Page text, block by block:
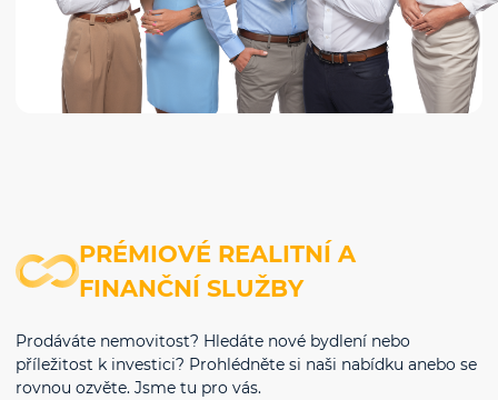
PRÉMIOVÉ REALITNÍ A
FINANČNÍ SLUŽBY
Prodáváte nemovitost? Hledáte nové bydlení nebo
příležitost k investici? Prohlédněte si naši nabídku anebo se
rovnou ozvěte. Jsme tu pro vás.